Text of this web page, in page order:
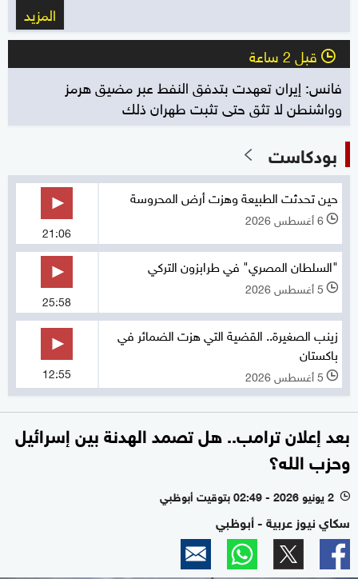
المزيد
l قبل 2 ساعة
فانس: إيران تعهدت بتدفق النفط عبر مضيق هرمز
وواشنطن لا تثق حتى تثبت طهران ذلك
بودكاست
حين تحدثت الطبيعة وهزت أرض المحروسة
l 6 أغسطس 2026
21:06
"السلطان المصري" في طرابزون التركي
l 5 أغسطس 2026
25:58
زينب الصغيرة.. القضية التي هزت الضمائر في
باكستان
l 5 أغسطس 2026 12:55
بعد إعلان ترامب.. هل تصمد الهدنة بين إسرائيل
وحزب الله؟
l 2 يونيو 2026 - 02:49 بتوقيت أبوظبي
سكاي نيوز عربية - أبوظبي